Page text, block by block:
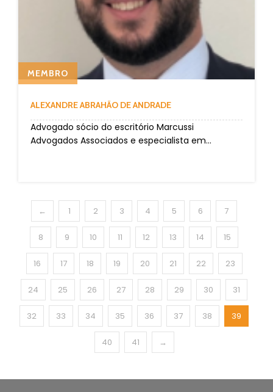
MEMBRO
ALEXANDRE ABRAHÃO DE ANDRADE
Advogado sócio do escritório Marcussi
Advogados Associados e especialista em...
← 1 2 3 4 5 6 7
8 9 10 11 12 13 14 15
16 17 18 19 20 21 22 23
24 25 26 27 28 29 30 31
32 33 34 35 36 37 38 39
40 41 →